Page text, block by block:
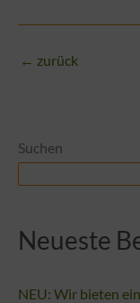
← zurück
Suchen
Neueste
NEU: Wir bieten